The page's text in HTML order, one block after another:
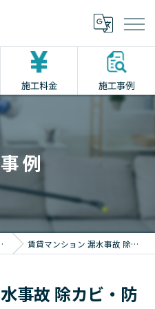
施工料金 施工事例
例
賃貸マンション 漏水事故 除カビ・防カビ・消臭工事
事故 除カビ・防